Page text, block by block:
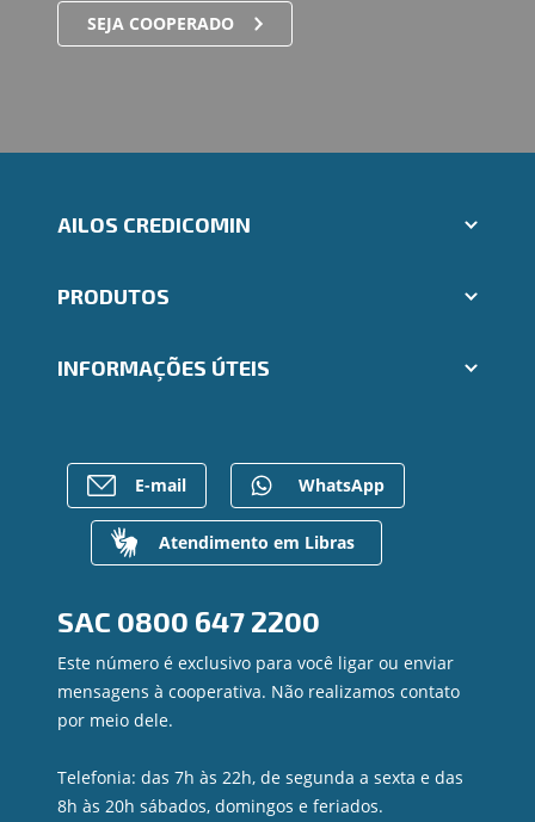
SEJA COOPERADO
AILOS CREDICOMIN
Indique um amigo
Trabalhe Conosco
Ailos Educação
Mapa do site
Gerenciar Cookies
PRODUTOS
Consórcios
Previdência
Para empresas
INFORMAÇÕES ÚTEIS
Caixa Eletrônico
Regularização de dívidas
Valores a Receber
Contato
Ouvidoria
E-mail WhatsApp
Atendimento em Libras
SAC 0800 647 2200
Este número é exclusivo para você ligar ou enviar
mensagens à cooperativa. Não realizamos contato
por meio dele.
Telefonia: das 7h às 22h, de segunda a sexta e das
8h às 20h sábados, domingos e feriados.